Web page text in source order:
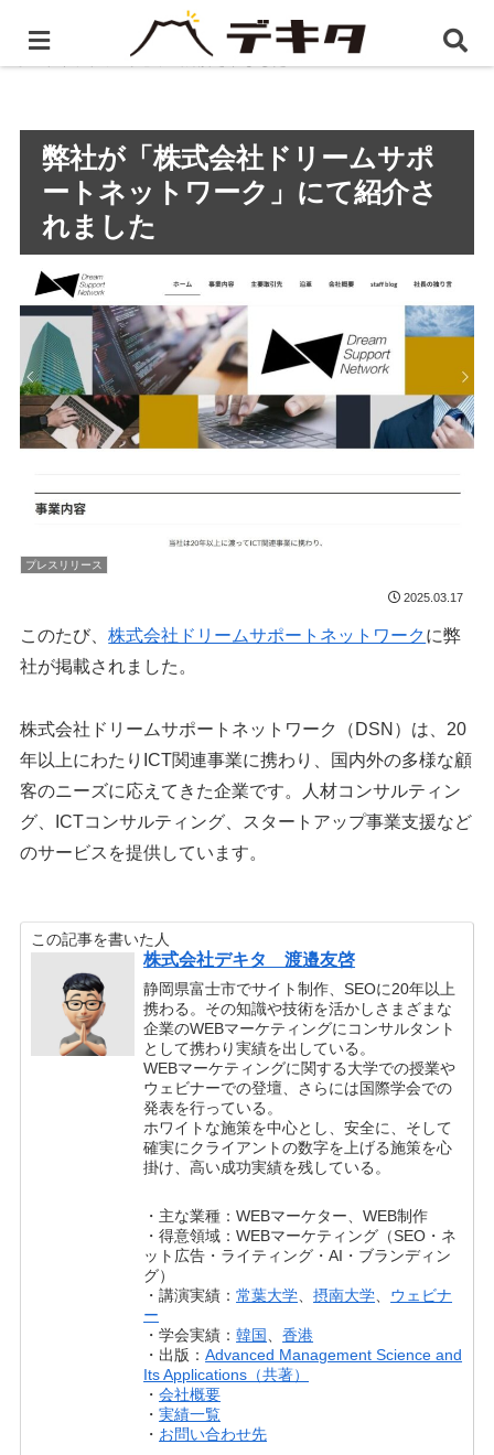
ホーム プレスリリース
弊社が「株式会社ドリームサ
ポートネットワーク」にて紹介されました
弊社が「株式会社ドリームサポ
ートネットワーク」にて紹介さ
れました
プレスリリース
2025.03.17
このたび、株式会社ドリームサポートネットワークに弊
社が掲載されました。
​株式会社ドリームサポートネットワーク（DSN）は、20
年以上にわたりICT関連事業に携わり、国内外の多様な顧
客のニーズに応えてきた企業です。人材コンサルティン
グ、ICTコンサルティング、スタートアップ事業支援など
のサービスを提供しています。
この記事を書いた人
株式会社デキタ 渡邉友啓
静岡県富士市でサイト制作、SEOに20年以上
携わる。その知識や技術を活かしさまざまな
企業のWEBマーケティングにコンサルタント
として携わり実績を出している。
WEBマーケティングに関する大学での授業や
ウェビナーでの登壇、さらには国際学会での
発表を行っている。
ホワイトな施策を中心とし、安全に、そして
確実にクライアントの数字を上げる施策を心
掛け、高い成功実績を残している。
・主な業種：WEBマーケター、WEB制作
・得意領域：WEBマーケティング（SEO・ネ
ット広告・ライティング・AI・ブランディン
グ）
・講演実績：常葉大学 、摂南大学
ウェビナ
ー
・学会実績：韓国 、香港
・出版：Advanced Management Science and
Its Applications（共著）
・会社概要
・実績一覧
・ お問い合わせ先